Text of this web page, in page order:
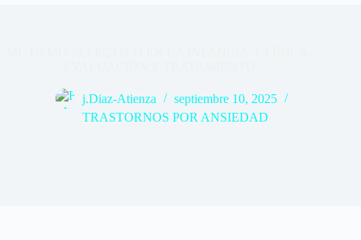
j.Diaz-Atienza
septiembre 10, 2025
TRASTORNOS POR ANSIEDAD